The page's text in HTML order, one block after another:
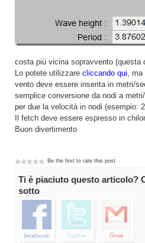
costa più vicina sopravvento (questa
Lo potete utilizzare cliccando qui, ma
vento deve essere inserita in metri/
semplice conversione da nodi a
per due la velocità in nodi (esempio:
Il fetch deve essere espresso in
Buon divertimento
Be the first to rate this post
Ti è piaciuto questo articolo?
sotto